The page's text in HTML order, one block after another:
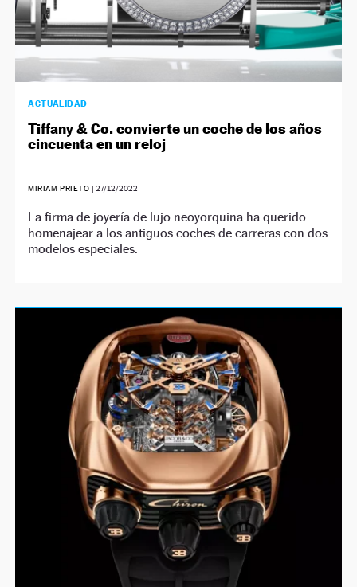
ACTUALIDAD
Tiffany & Co. convierte un coche de los años
cincuenta en un reloj
MIRIAM PRIETO | 27/12/2022
La firma de joyería de lujo neoyorquina ha querido
homenajear a los antiguos coches de carreras con dos
modelos especiales.